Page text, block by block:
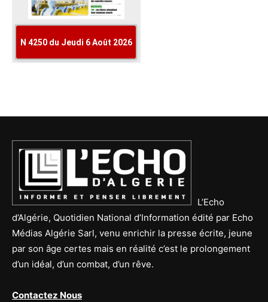
L’Echo
d’Algérie, Quotidien National d’Information édité par Echo
Médias Algérie Sarl, venu enrichir la presse écrite, jeune
par son âge certes mais en réalité c’est le prolongement
d’un idéal, d’un combat, d’un rêve.
Contactez Nous